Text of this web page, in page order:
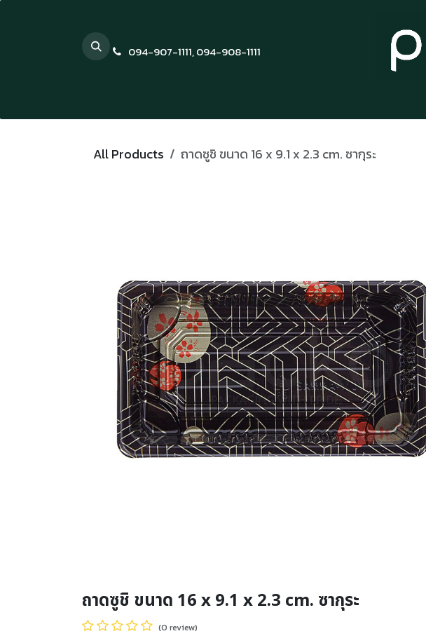
094-907-1111,094-908-1111
All Products ถาดซูชิ ขนาด 16 x 9.1 x 2.3 cm. ซากุระ
ถาดซูชิ ขนาด 16 x 9.1 x 2.3 cm. ซากุระ
(0 review)